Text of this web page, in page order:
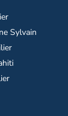
Sylvain